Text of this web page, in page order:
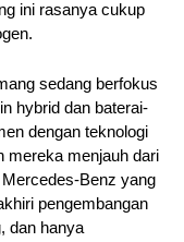
ini rasanya cukup
sedang berfokus
hybrid dan baterai-
dengan teknologi
mereka menjauh dari
Benz yang
pengembangan
dan hanya